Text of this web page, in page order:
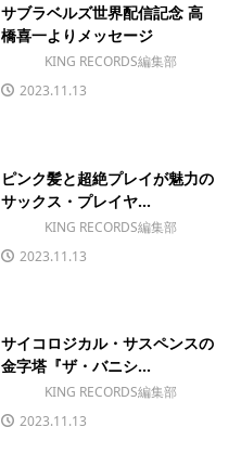
サブラベルズ世界配信記念 高
橋喜一よりメッセージ
KING RECORDS編集部
2023.11.13
ピンク髪と超絶プレイが魅力の
サックス・プレイヤ...
KING RECORDS編集部
2023.11.13
サイコロジカル・サスペンスの
金字塔『ザ・バニシ...
KING RECORDS編集部
2023.11.13